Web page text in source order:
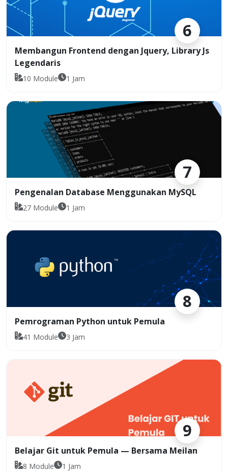
6
Membangun Frontend dengan Jquery, Library Js
Legendaris
10 Module 1 Jam
7
Pengenalan Database Menggunakan MySQL
27 Module 1 Jam
8
Pemrograman Python untuk Pemula
41 Module 3 Jam
9
Belajar Git untuk Pemula — Bersama Meilan
8 Module 1 Jam